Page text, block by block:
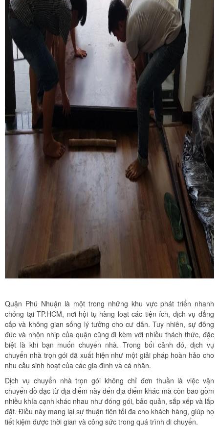
Quận Phú Nhuận là một trong những khu vực phát triển nhanh
chóng tại TP.HCM, nơi hội tụ hàng loạt các tiện ích, dịch vụ đẳng
cấp và không gian sống lý tưởng cho cư dân. Tuy nhiên, sự đông
đúc và nhộn nhịp của quận cũng đi kèm với nhiều thách thức, đặc
biệt là khi bạn muốn chuyển nhà. Trong bối cảnh đó, dịch vụ
chuyển nhà trọn gói đã xuất hiện như một giải pháp hoàn hảo cho
nhu cầu sinh hoạt của các gia đình và cá nhân.
Dịch vụ chuyển nhà trọn gói không chỉ đơn thuần là việc vận
chuyển đồ đạc từ địa điểm này đến địa điểm khác mà còn bao gồm
nhiều khía cạnh khác nhau như đóng gói, bảo quản, sắp xếp và lắp
đặt. Điều này mang lại sự thuận tiện tối đa cho khách hàng, giúp họ
tiết kiệm được thời gian và công sức trong quá trình di chuyển.